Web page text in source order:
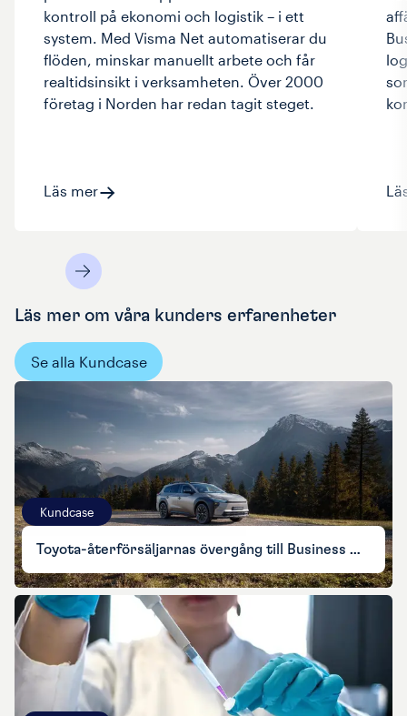
kontroll på ekonomi och logistik – i ett
system. Med Visma Net automatiserar du
flöden, minskar manuellt arbete och får
realtidsinsikt i verksamheten. Över 2000
företag i Norden har redan tagit steget.
Läs mer
Läs mer om våra kunders erfarenheter
Se alla Kundcase
Kundcase
Toyota-återförsäljarnas övergång till Business NXT gick felfritt och under budget